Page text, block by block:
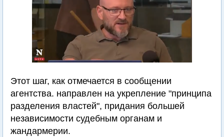
Этот шаг, как отмечается в сообщении
агентства. направлен на укрепление "принципа
разделения властей", придания большей
независимости судебным органам и
жандармерии.